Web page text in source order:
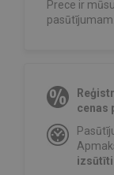
Prece ir
pasūtījumam.
cenas
izsūtīti